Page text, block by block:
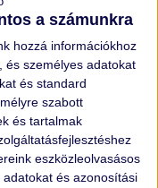
a számunkra
hozzá információkhoz
és személyes adatokat
és standard
szabott
és tartalmak
eszközleolvasásos
és azonosítási